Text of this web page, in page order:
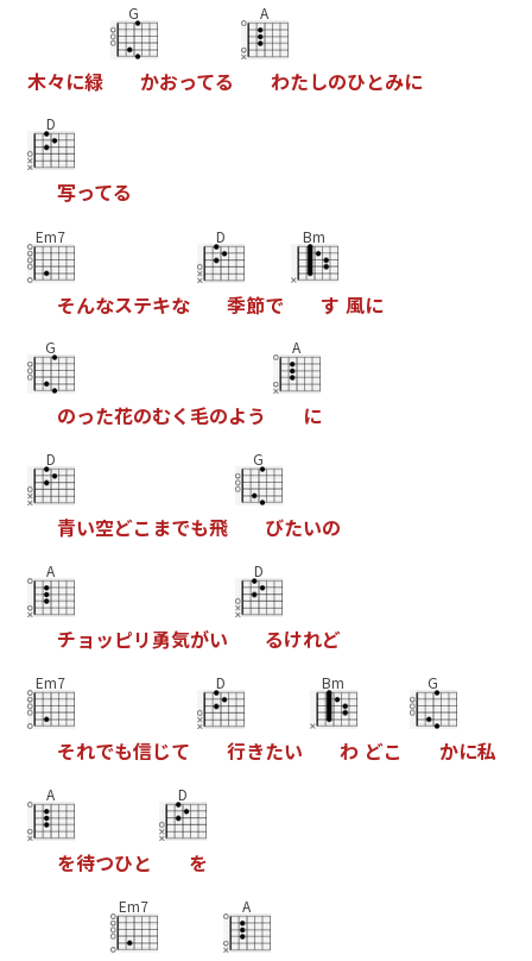
木々に緑
G
かおってる
A
わたしのひとみに
D
写ってる
Em7
そんなステキな
D
季節で
Bm
す 風に
G
のった花のむく毛のよう
A
に
D
青い空どこ までも飛
G
びたいの
A
チョ ッピリ勇気がい
D
るけれど
Em7
それでも信じて
D
行きたい
Bm
わ どこ
G
かに私
A
を待つひと
D
を
Em7 A